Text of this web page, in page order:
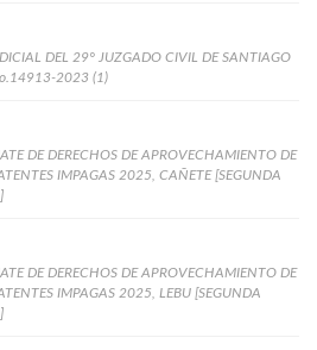
DEL 29° JUZGADO CIVIL DE SANTIAGO
2023 (1)
DE DERECHOS DE APROVECHAMIENTO DE
IMPAGAS 2025, CAÑETE [SEGUNDA
DE DERECHOS DE APROVECHAMIENTO DE
IMPAGAS 2025, LEBU [SEGUNDA